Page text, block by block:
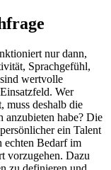
nur dann,
Sprachgefühl,
wertvolle
Wer
muss deshalb die
anzubieten habe? Die
ein Talent
echten Bedarf im
vorzugehen. Dazu